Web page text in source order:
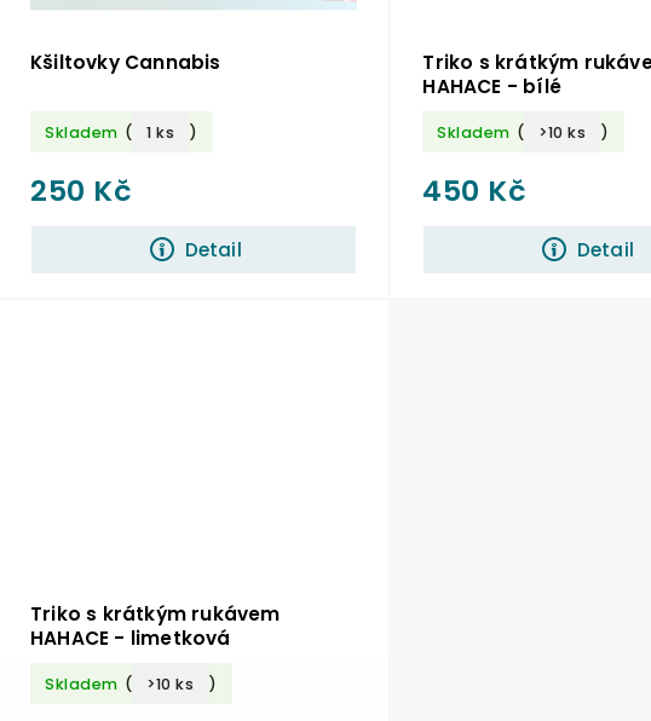
Kšiltovky Cannabis
Skladem ( 1 ks )
250 Kč
Detail
Triko s krátkým
HAHACE - bílé
Skladem ( >10 ks )
450 Kč
Detail
Triko s krátkým rukávem
HAHACE - limetková
Skladem ( >10 ks )